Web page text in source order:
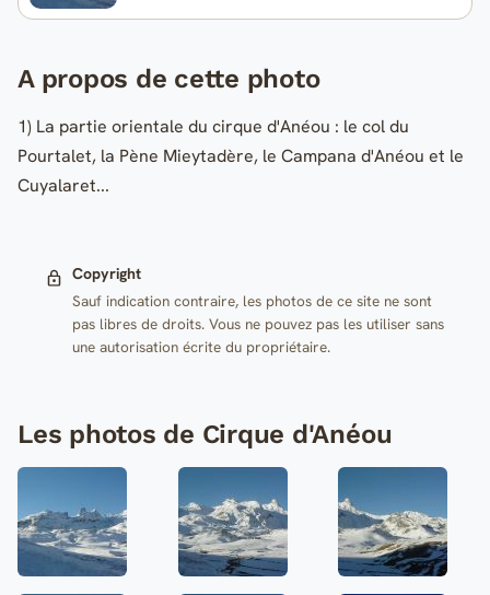
A propos de cette photo
1) La partie orientale du cirque d'Anéou : le col du
Pourtalet, la Pène Mieytadère, le Campana d'Anéou et le
Cuyalaret...
Copyright
Sauf indication contraire, les photos de ce site ne sont
pas libres de droits. Vous ne pouvez pas les utiliser sans
une autorisation écrite du propriétaire.
Les photos de Cirque d'Anéou